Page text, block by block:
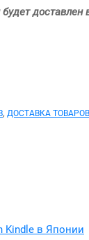
доставлен
, ДОСТАВКА
Kindle в Японии